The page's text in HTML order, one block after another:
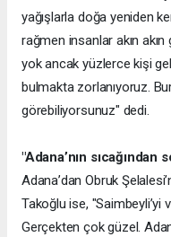
yağışlarla doğa yeniden
rağmen insanlar akın
yok ancak yüzlerce kişi
bulmakta zorlanıyoruz.
görebiliyorsunuz" dedi.
"Adana’nın
Adana’dan Obruk
Takoğlu ise, "Saimbeyli’yi
Gerçekten çok güzel.